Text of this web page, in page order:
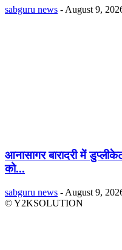
sabguru news - August 9,
आनासागर बारादरी में
को...
sabguru news - August 9,
© Y2KSOLUTION